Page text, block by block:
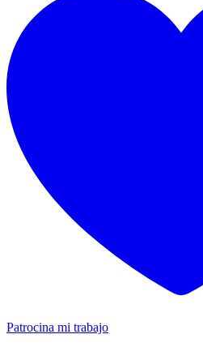
Patrocina mi trabajo